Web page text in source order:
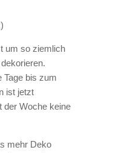
um so ziemlich
Tage bis zum
ist jetzt
der Woche keine
mehr Deko